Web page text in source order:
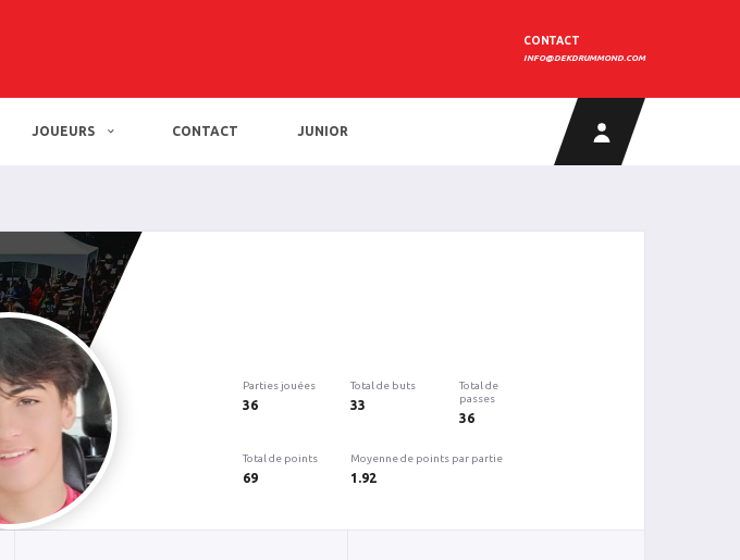
CONTACT
INFO@DEKDRUMMOND.COM
JOUEURS CONTACT JUNIOR
Parties jouées
36
Total de buts
33
Total de
passes
36
Total de points
69
Moyenne de points par partie
1.92